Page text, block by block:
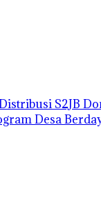
S2JB
Desa